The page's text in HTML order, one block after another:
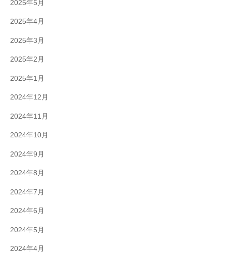
2025年5月
2025年4月
2025年3月
2025年2月
2025年1月
2024年12月
2024年11月
2024年10月
2024年9月
2024年8月
2024年7月
2024年6月
2024年5月
2024年4月